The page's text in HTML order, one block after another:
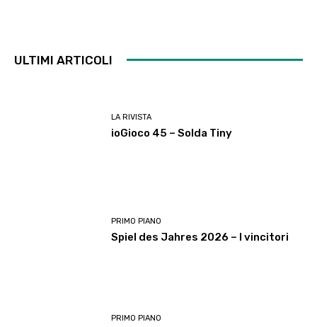
ULTIMI ARTICOLI
LA RIVISTA
ioGioco 45 – Solda Tiny
PRIMO PIANO
Spiel des Jahres 2026 – I vincitori
PRIMO PIANO